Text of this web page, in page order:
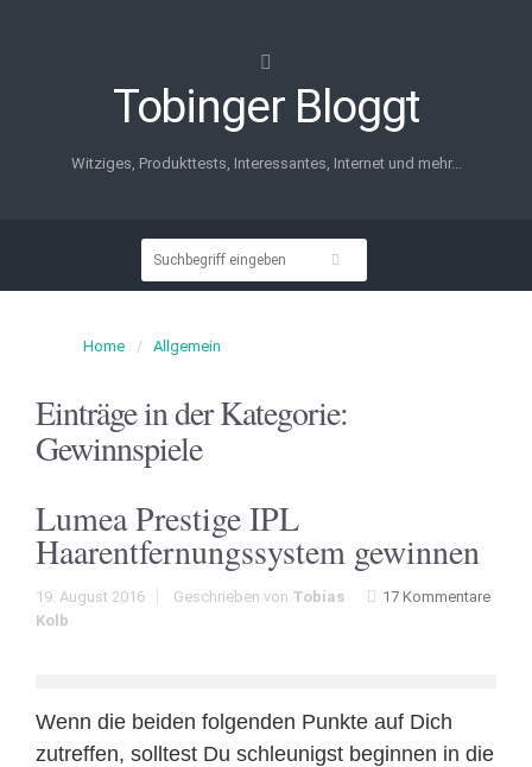
Tobinger Bloggt
Witziges, Produkttests, Interessantes, Internet und mehr...
Home Allgemein
Einträge in der Kategorie:
Gewinnspiele
Lumea Prestige IPL
Haarentfernungssystem gewinnen
19. August 2016 17 Kommentare
Geschrieben von Tobias
Kolb
Wenn die beiden folgenden Punkte auf Dich
zutreffen, solltest Du schleunigst beginnen in die